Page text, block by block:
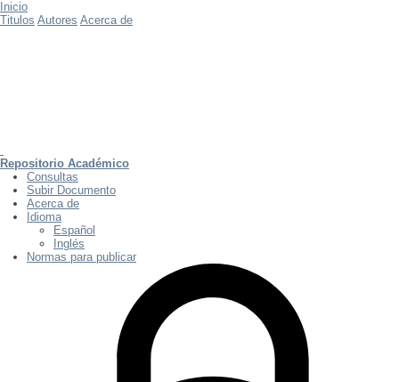
Inicio
Titulos Autores Acerca de
Repositorio Académico
Consultas
Subir Documento
Acerca de
Idioma
Español
Inglés
Normas para publicar